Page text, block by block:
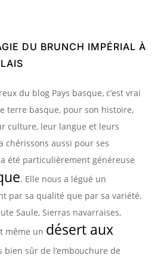
DU BRUNCH IMPÉRIAL À
du blog Pays basque, c’est vrai
terre basque, pour son histoire,
culture, leur langue et leurs
chérissons aussi pour ses
été particulièrement généreuse
. Elle nous a légué un
par sa qualité que par sa variété.
Saule, Sierras navarraises,
même un désert aux
bien sûr de l’embouchure de